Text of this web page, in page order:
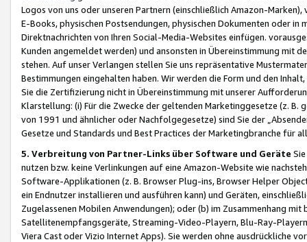
Logos von uns oder unseren Partnern (einschließlich Amazon-
E-Books, physischen Postsendungen, physischen Dokumenten oder in
Direktnachrichten von Ihren Social-Media-Websites einfügen.
Kunden angemeldet werden) und ansonsten in Übereinstimmung mit
stehen. Auf unser Verlangen stellen Sie uns repräsentative
Bestimmungen eingehalten haben. Wir werden die Form und den
Sie die Zertifizierung nicht in Übereinstimmung mit unserer
Klarstellung: (i) Für die Zwecke der geltenden Marketinggesetze (z. B.
von 1991 und ähnlicher oder Nachfolgegesetze) sind Sie der
Gesetze und Standards und Best Practices der Marketingbranche für
5. Verbreitung von Partner-Links über Software und Geräte
nutzen bzw. keine Verlinkungen auf eine Amazon-Website wie
Software-Applikationen (z. B. Browser Plug-ins, Browser Helper
ein Endnutzer installieren und ausführen kann) und Geräten,
Zugelassenen Mobilen Anwendungen); oder (b) im Zusammenhang
Satellitenempfangsgeräte, Streaming-Video-Playern, Blu-Ray-
Viera Cast oder Vizio Internet Apps). Sie werden ohne ausdrückliche